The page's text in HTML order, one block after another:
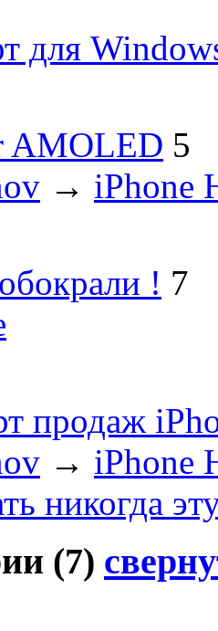
для
AMOLED 5
→ iPhone
! 7
продаж
→ iPhone
никогда
(7)